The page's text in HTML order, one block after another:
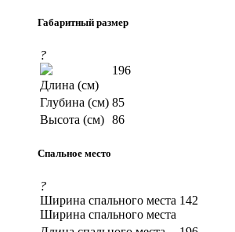
Габаритный размер
?
Длина (см)
196
Глубина (см) 85
Высота (см) 86
Спальное место
?
Ширина спального места
Ширина спального места
142